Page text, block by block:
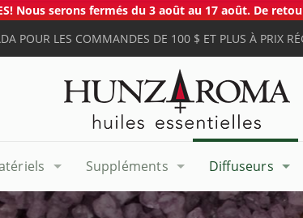
Nous serons fermés du 3 août au 17 août. De
POUR LES COMMANDES DE 100 $ ET PLUS À PRIX
Suppléments Diffuseurs